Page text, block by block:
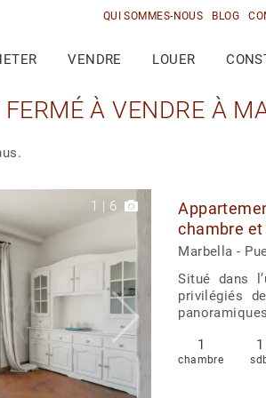
QUI SOMMES-NOUS BLOG
VENDRE LOUER
À VENDRE À
1 | 6
chambre
Puerto
Marbella -
Situé dans
privilégiés
1
chambre
1